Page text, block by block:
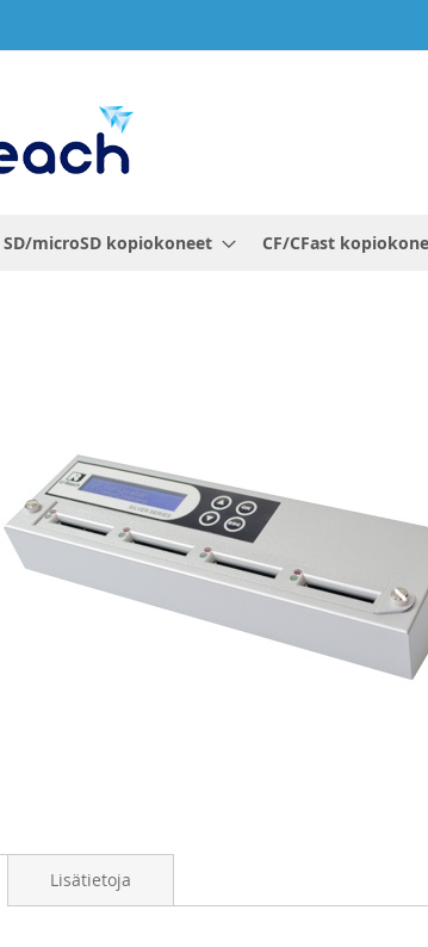
SD/microSD kopiokoneet CF/CFast
Lisätietoja